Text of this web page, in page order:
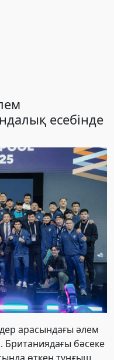
есебінде
арасындағы әлем
Британиядағы бәсеке